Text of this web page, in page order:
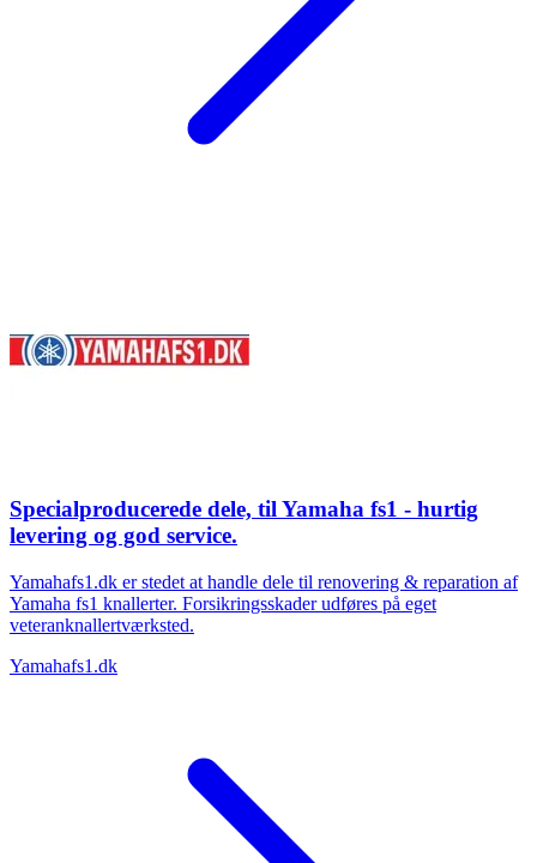
Specialproducerede dele, til Yamaha fs1 - hurtig
levering og god service.
Yamahafs1.dk er stedet at handle dele til renovering & reparation af
Yamaha fs1 knallerter. Forsikringsskader udføres på eget
veteranknallertværksted.
Yamahafs1.dk